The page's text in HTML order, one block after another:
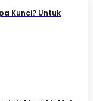
Kunci? Untuk